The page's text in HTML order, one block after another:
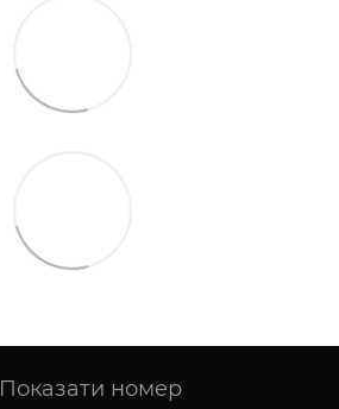
Показати номер